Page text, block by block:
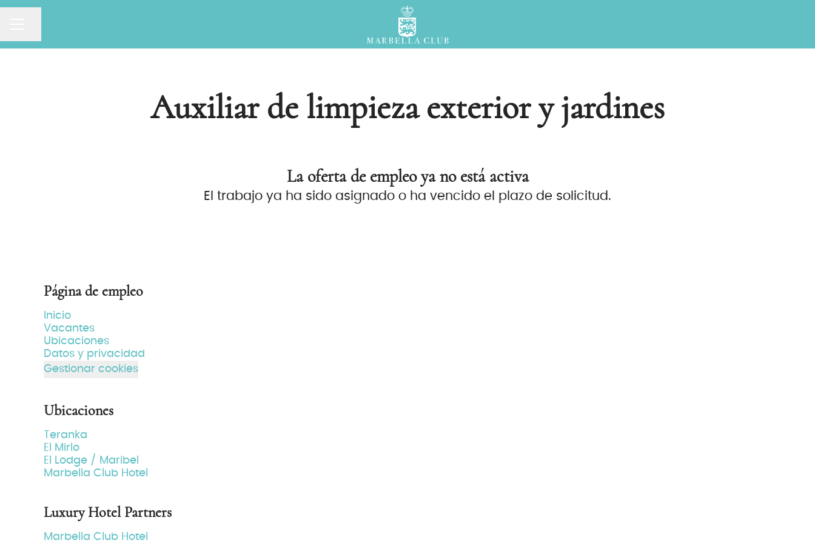
Auxiliar de limpieza exterior y jardines
La oferta de empleo ya no está activa
El trabajo ya ha sido asignado o ha vencido el plazo de solicitud.
Página de empleo
Inicio
Vacantes
Ubicaciones
Datos y privacidad
Gestionar cookies
Ubicaciones
Teranka
El Mirlo
El Lodge / Maribel
Marbella Club Hotel
Luxury Hotel Partners
Marbella Club Hotel